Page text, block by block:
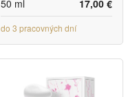
17,00 €
50 ml
do 3 pracovných dní